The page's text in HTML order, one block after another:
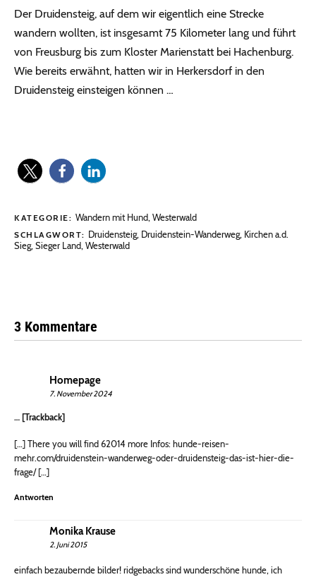
Der Druidensteig, auf dem wir eigentlich eine Strecke
wandern wollten, ist insgesamt 75 Kilometer lang und führt
von Freusburg bis zum Kloster Marienstatt bei Hachenburg.
Wie bereits erwähnt, hatten wir in Herkersdorf in den
Druidensteig einsteigen können …
KATEGORIE: Wandern mit Hund, Westerwald
SCHLAGWORT: Druidensteig, Druidenstein-Wanderweg, Kirchen a.d.
Sieg, Sieger Land, Westerwald
3 Kommentare
Homepage
7. November 2024
… [Trackback]
[…] There you will find 62014 more Infos: hunde-reisen-
mehr.com/druidenstein-wanderweg-oder-druidensteig-das-ist-hier-die-
frage/ […]
Antworten
Monika Krause
2. Juni 2015
einfach bezaubernde bilder! ridgebacks sind wunderschöne hunde, ich